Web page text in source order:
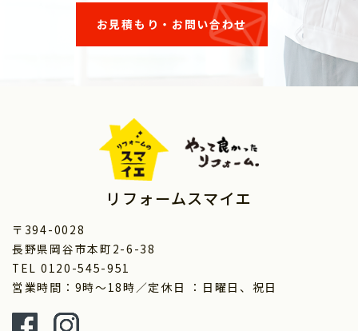
お見積もり・お問い合わせ
リフォームスマイエ
〒394-0028
長野県岡谷市本町2-6-38
TEL 0120-545-951
営業時間：9時～18時／定休日 ：日曜日、祝日